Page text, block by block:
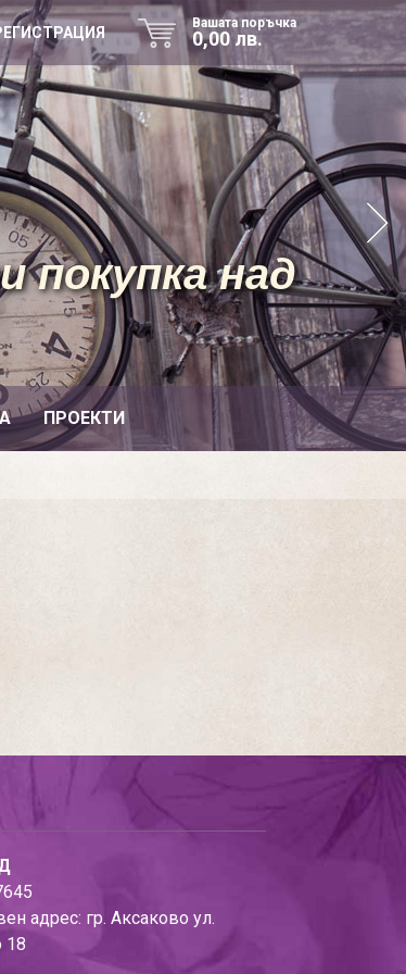
Вашата поръчка
0,00 лв.
ПРОЕКТИ
покупка над
адрес: гр. Аксаково ул.
18